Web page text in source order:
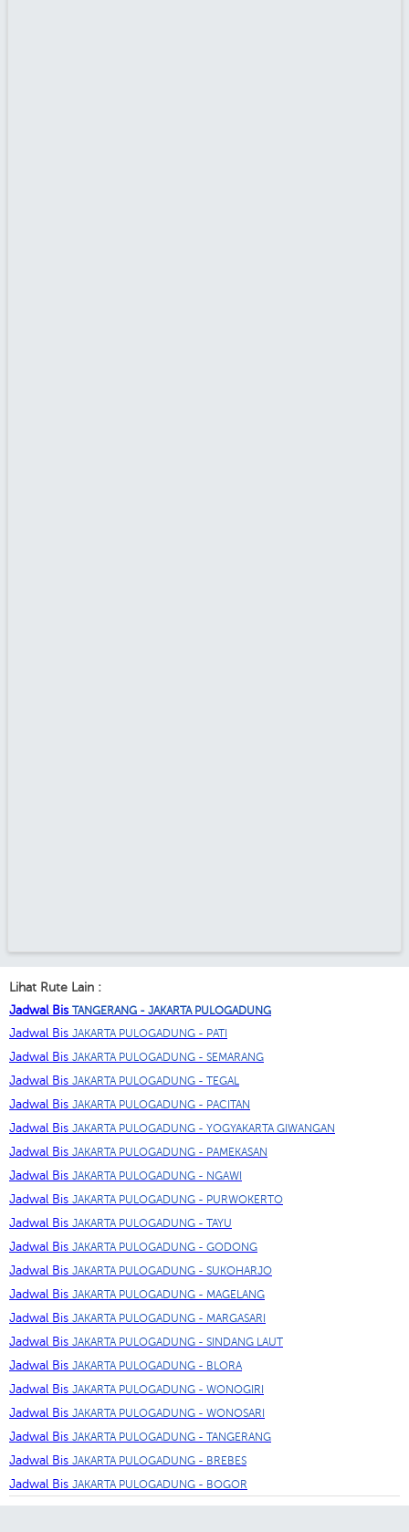
Lihat Rute Lain :
Jadwal Bis TANGERANG - JAKARTA PULOGADUNG
Jadwal Bis JAKARTA PULOGADUNG - PATI
Jadwal Bis JAKARTA PULOGADUNG - SEMARANG
Jadwal Bis JAKARTA PULOGADUNG - TEGAL
Jadwal Bis JAKARTA PULOGADUNG - PACITAN
Jadwal Bis JAKARTA PULOGADUNG - YOGYAKARTA GIWANGAN
Jadwal Bis JAKARTA PULOGADUNG - PAMEKASAN
Jadwal Bis JAKARTA PULOGADUNG - NGAWI
Jadwal Bis JAKARTA PULOGADUNG - PURWOKERTO
Jadwal Bis JAKARTA PULOGADUNG - TAYU
Jadwal Bis JAKARTA PULOGADUNG - GODONG
Jadwal Bis JAKARTA PULOGADUNG - SUKOHARJO
Jadwal Bis JAKARTA PULOGADUNG - MAGELANG
Jadwal Bis JAKARTA PULOGADUNG - MARGASARI
Jadwal Bis JAKARTA PULOGADUNG - SINDANG LAUT
Jadwal Bis JAKARTA PULOGADUNG - BLORA
Jadwal Bis JAKARTA PULOGADUNG - WONOGIRI
Jadwal Bis JAKARTA PULOGADUNG - WONOSARI
Jadwal Bis JAKARTA PULOGADUNG - TANGERANG
Jadwal Bis JAKARTA PULOGADUNG - BREBES
Jadwal Bis JAKARTA PULOGADUNG - BOGOR